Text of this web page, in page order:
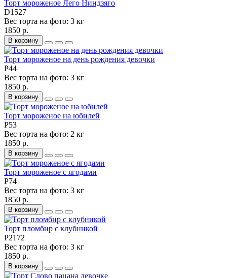
Торт мороженое Лего Ниндзяго
D1527
Вес торта на фото: 3 кг
1850 р.
В корзину
Торт мороженое на день рождения девочки
P44
Вес торта на фото: 3 кг
1850 р.
В корзину
Торт мороженое на юбилей
P53
Вес торта на фото: 2 кг
1850 р.
В корзину
Торт мороженое с ягодами
P74
Вес торта на фото: 3 кг
1850 р.
В корзину
Торт пломбир с клубникой
P2172
Вес торта на фото: 3 кг
1850 р.
В корзину